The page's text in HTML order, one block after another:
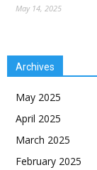
May 14, 2025
Archives
May 2025
April 2025
March 2025
February 2025